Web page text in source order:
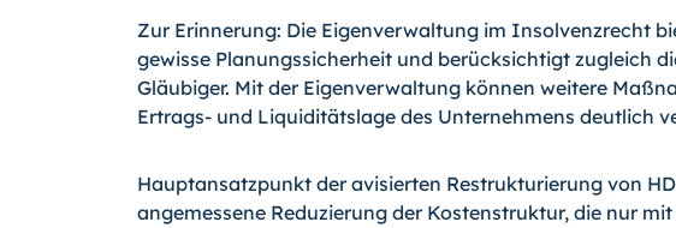
Zur Erinnerung: Die Eigenverwaltung im Insolvenzrecht
gewisse Planungssicherheit und berücksichtigt zugleich
Gläubiger. Mit der Eigenverwaltung können weitere
Ertrags- und Liquiditätslage des Unternehmens deutlich
Hauptansatzpunkt der avisierten Restrukturierung von
angemessene Reduzierung der Kostenstruktur, die nur